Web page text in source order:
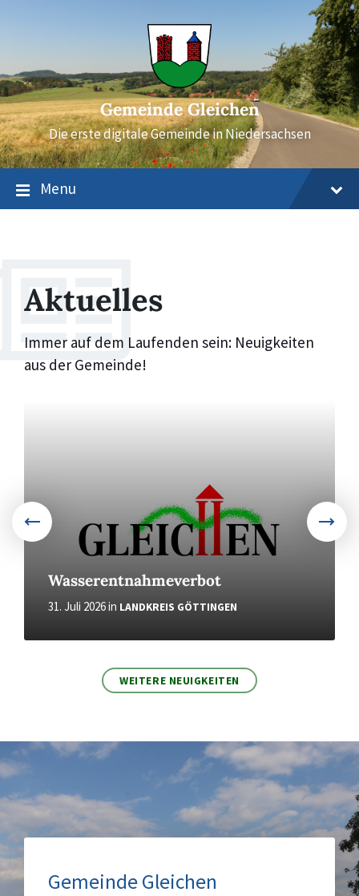
Gemeinde Gleichen
Die erste digitale Gemeinde in Niedersachsen
Menu
Aktuelles
Immer auf dem Laufenden sein: Neuigkeiten
aus der Gemeinde!
Wasserentnahmeverbot
31. Juli 2026in LANDKREIS GÖTTINGEN
WEITERE NEUIGKEITEN
Sitemap
Gemeinde Gleichen